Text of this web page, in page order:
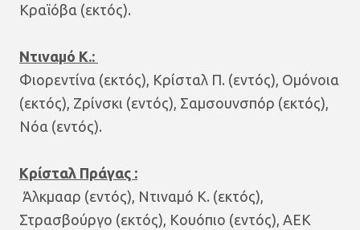
Κραϊόβα (εκτός).
Ντιναμό Κ.:
Φιορεντίνα (εκτός), Κρίσταλ Π. (εντός), Ομόνοια
(εκτός), Ζρίνσκι (εντός), Σαμσουνσπόρ (εκτός),
Νόα (εντός).
Κρίσταλ Πράγας :
Άλκμααρ (εντός), Ντιναμό Κ. (εκτός),
Στρασβούργο (εκτός), Κουόπιο (εντός), ΑΕΚ